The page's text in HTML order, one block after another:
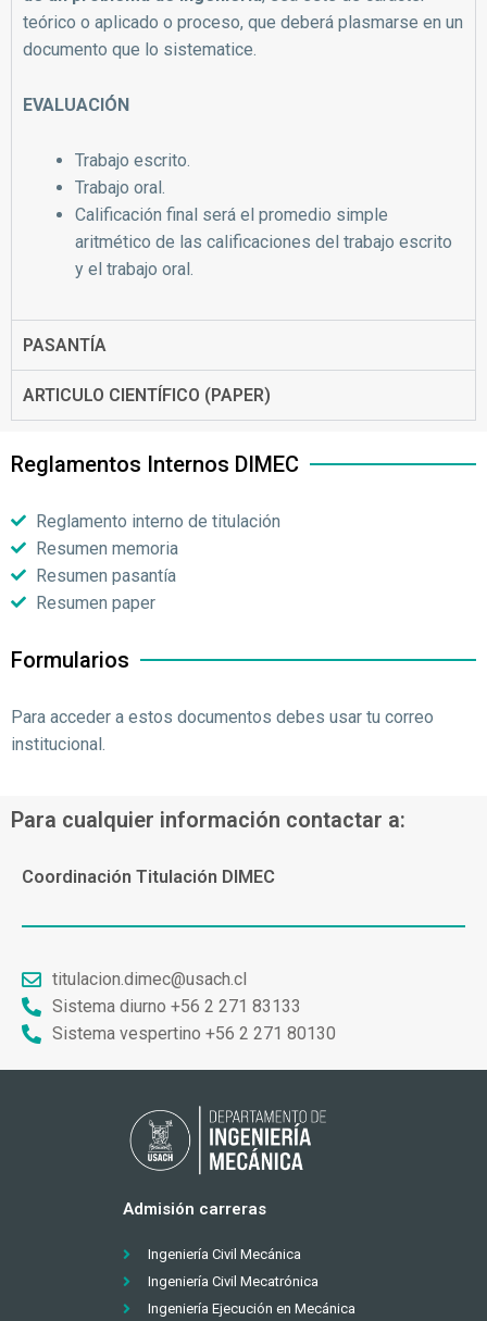
teórico o aplicado o proceso, que deberá plasmarse en un
documento que lo sistematice.
EVALUACIÓN
Trabajo escrito.
Trabajo oral.
Calificación final será el promedio simple
aritmético de las calificaciones del trabajo escrito
y el trabajo oral.
PASANTÍA
ARTICULO CIENTÍFICO (PAPER)
Reglamentos Internos DIMEC
Reglamento interno de titulación
Resumen memoria
Resumen pasantía
Resumen paper
Formularios
Para acceder a estos documentos debes usar tu correo
institucional.
Para cualquier información contactar a:
Coordinación Titulación DIMEC
titulacion.dimec@usach.cl
Sistema diurno +56 2 271 83133
Sistema vespertino +56 2 271 80130
Admisión carreras
Ingeniería Civil Mecánica
Ingeniería Civil Mecatrónica
Ingeniería Ejecución en Mecánica